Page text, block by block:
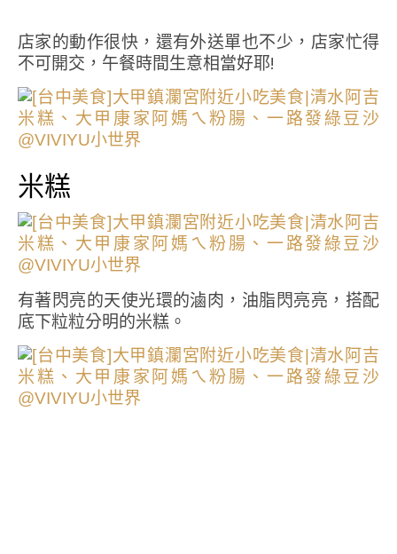
店家的動作很快，還有外送單也不少，店家忙得
不可開交，午餐時間生意相當好耶!
米糕
有著閃亮的天使光環的滷肉，油脂閃亮亮，搭配
底下粒粒分明的米糕。